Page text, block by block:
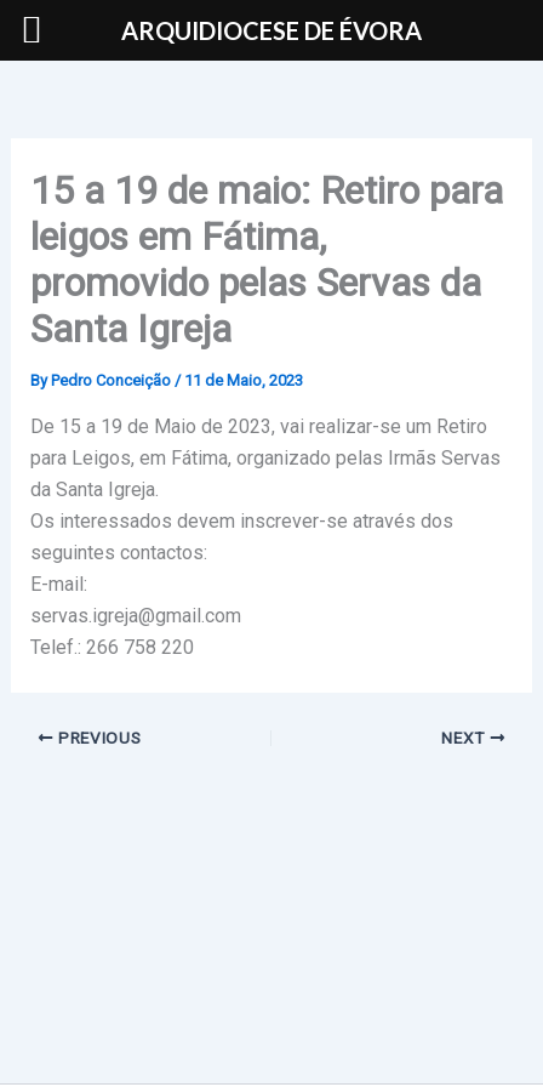
Skip
15 a 19 de maio: Retiro para
leigos em Fátima,
promovido pelas Servas da
Santa Igreja
By Pedro Conceição / 11 de Maio, 2023
De 15 a 19 de Maio de 2023, vai realizar-se um Retiro
para Leigos, em Fátima, organizado pelas Irmãs Servas
da Santa Igreja.
Os interessados devem inscrever-se através dos
seguintes contactos:
E-mail:
servas.igreja@gmail.com
Telef.: 266 758 220
PREVIOUS NEXT
ARQUIDIOCESE DE ÉVORA